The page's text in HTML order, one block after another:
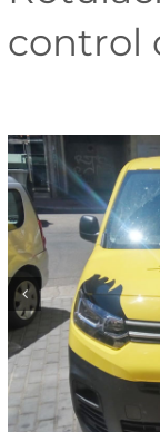
control